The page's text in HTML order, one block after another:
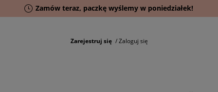
Zamów teraz, paczkę wyślemy w poniedziałek!
Zarejestruj się Zaloguj się